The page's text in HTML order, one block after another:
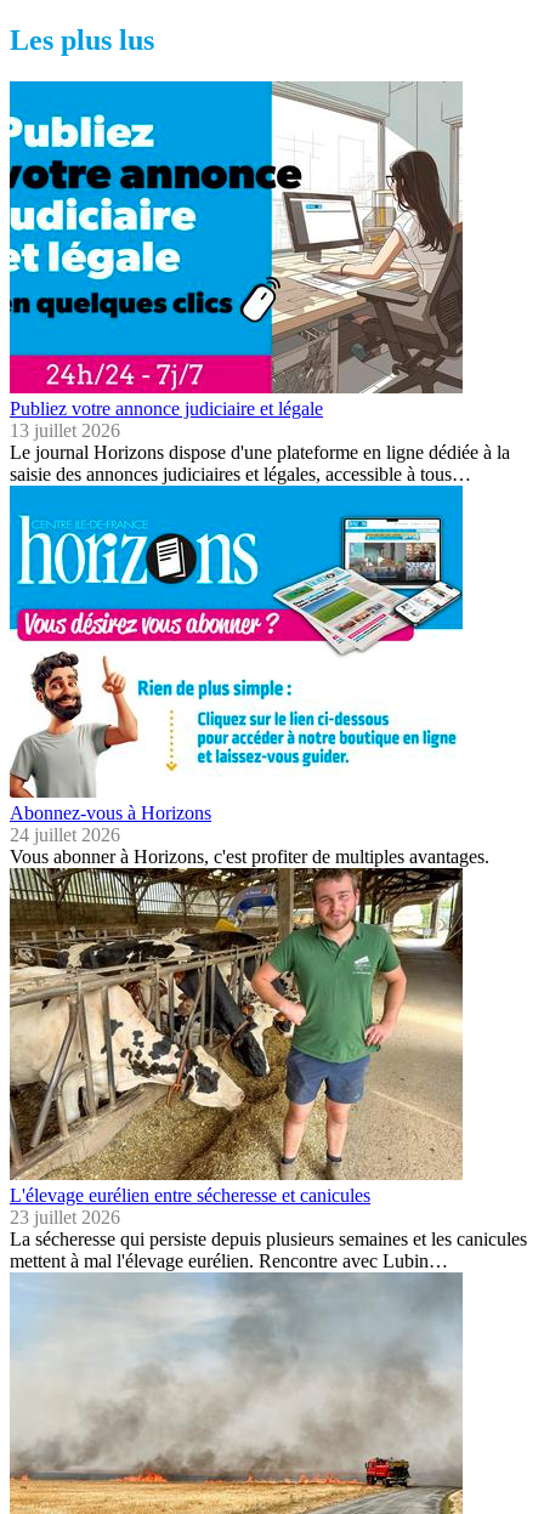
Les plus lus
Publiez votre annonce judiciaire et légale
13 juillet 2026
Le journal Horizons dispose d'une plateforme en ligne dédiée à la
saisie des annonces judiciaires et légales, accessible à tous…
Abonnez-vous à Horizons
24 juillet 2026
Vous abonner à Horizons, c'est profiter de multiples avantages.
L'élevage eurélien entre sécheresse et canicules
23 juillet 2026
La sécheresse qui persiste depuis plusieurs semaines et les canicules
mettent à mal l'élevage eurélien. Rencontre avec Lubin…